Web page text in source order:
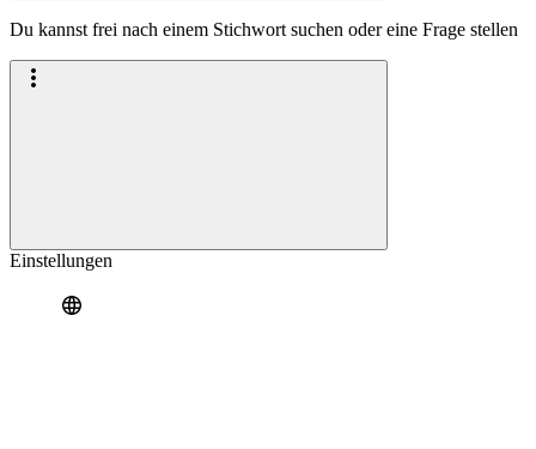
Du kannst frei nach einem Stichwort suchen oder eine Frage stellen
Einstellungen